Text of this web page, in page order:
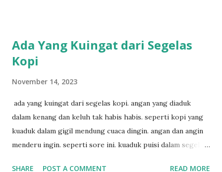
Ada Yang Kuingat dari Segelas
Kopi
November 14, 2023
ada yang kuingat dari segelas kopi. angan yang diaduk
dalam kenang dan keluh tak habis habis. seperti kopi yang
kuaduk dalam gigil mendung cuaca dingin. angan dan angin
menderu ingin. seperti sore ini. kuaduk puisi dalam segelas
SHARE POST A COMMENT READ MORE